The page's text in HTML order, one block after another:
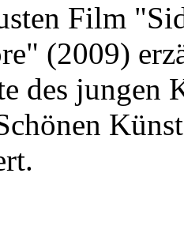
Film
(2009)
des jungen